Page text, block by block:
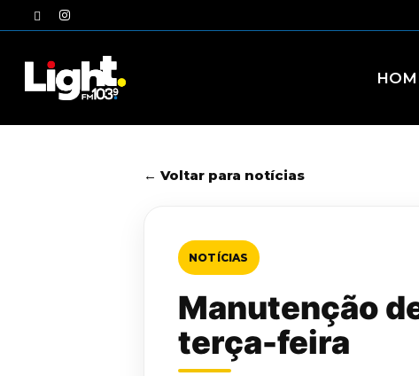
to
twitterinstagram
← Voltar para notícias
NOTÍCIAS
Manutenção
terça-feira